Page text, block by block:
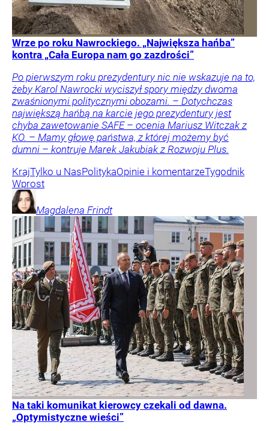
Wrze po roku Nawrockiego. „Największa hańba”
kontra „Cała Europa nam go zazdrości”
Po pierwszym roku prezydentury nic nie wskazuje na to,
żeby Karol Nawrocki wyciszył spory między dwoma
zwaśnionymi politycznymi obozami. – Dotychczas
największą hańbą na karcie jego prezydentury jest
chyba zawetowanie SAFE – ocenia Mariusz Witczak z
KO. – Mamy głowę państwa, z której możemy być
dumni – kontruje Marek Jakubiak z Rozwoju Plus.
KrajTylko u NasPolitykaOpinie i komentarzeTygodnik
Wprost
Magdalena Frindt
Na taki komunikat kierowcy czekali od dawna.
„Optymistyczne wieści”